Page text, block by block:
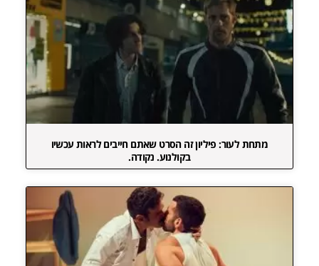
מתחת לעור: פיליון זה הסרט שאתם חייבים לראות עכשיו
בקולנוע. נקודה.